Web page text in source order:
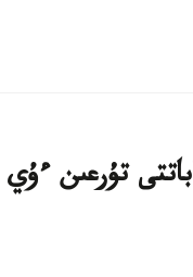
كوپقاباتتى